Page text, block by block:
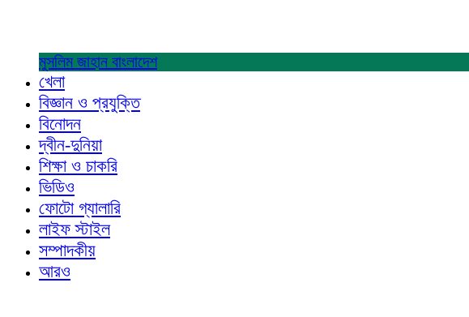
মুসলিম জাহান বাংলাদেশ
খেলা
বিজ্ঞান ও প্রযুক্তি
বিনোদন
দ্বীন-দুনিয়া
শিক্ষা ও চাকরি
ভিডিও
ফোটো গ্যালারি
লাইফ স্টাইল
সম্পাদকীয়
আরও